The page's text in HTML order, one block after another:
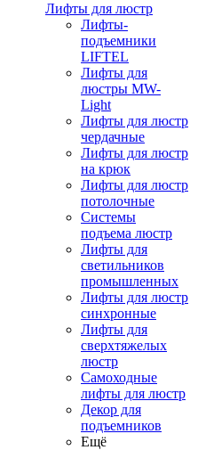
Лифты для люстр
Лифты-
подъемники
LIFTEL
Лифты для
люстры MW-
Light
Лифты для люстр
чердачные
Лифты для люстр
на крюк
Лифты для люстр
потолочные
Системы
подъема люстр
Лифты для
светильников
промышленных
Лифты для люстр
синхронные
Лифты для
сверхтяжелых
люстр
Самоходные
лифты для люстр
Декор для
подъемников
Ещё